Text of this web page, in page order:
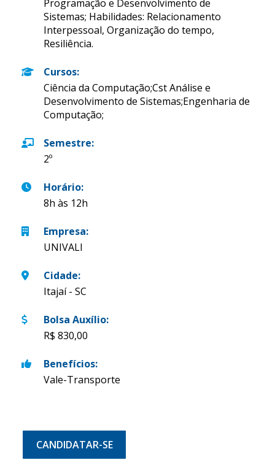
Programação e Desenvolvimento de
Sistemas; Habilidades: Relacionamento
Interpessoal, Organização do tempo,
Resiliência.
Cursos:
Ciência da Computação;Cst Análise e
Desenvolvimento de Sistemas;Engenharia de
Computação;
Semestre:
2º
Horário:
8h às 12h
Empresa:
UNIVALI
Cidade:
Itajaí - SC
Bolsa Auxílio:
R$ 830,00
Benefícios:
Vale-Transporte
CANDIDATAR-SE